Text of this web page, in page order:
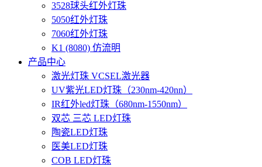
3528球头红外灯珠
5050红外灯珠
7060红外灯珠
K1 (8080) 仿流明
产品中心
激光灯珠 VCSEL激光器
UV紫光LED灯珠（230nm-420nn）
IR红外led灯珠（680nm-1550nm）
双芯 三芯 LED灯珠
陶瓷LED灯珠
医美LED灯珠
COB LED灯珠